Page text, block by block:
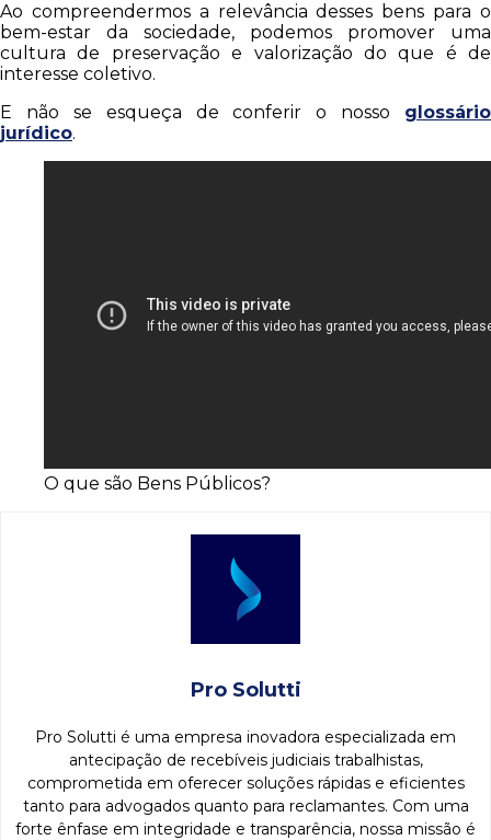
Ao compreendermos a relevância desses bens para o
bem-estar da sociedade, podemos promover uma
cultura de preservação e valorização do que é de
interesse coletivo.
E não se esqueça de conferir o nosso glossário
jurídico.
O que são Bens Públicos?
Pro Solutti
Pro Solutti é uma empresa inovadora especializada em
antecipação de recebíveis judiciais trabalhistas,
comprometida em oferecer soluções rápidas e eficientes
tanto para advogados quanto para reclamantes. Com uma
forte ênfase em integridade e transparência, nossa missão é